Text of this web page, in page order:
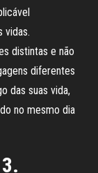
vidas.
distintas e não
diferentes
das suas vida,
no mesmo dia